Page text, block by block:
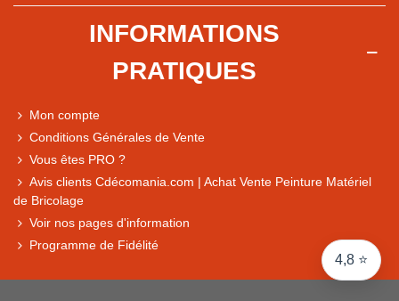
4,8 ⭐
Express, Chez vous, Point relais, Retrait magasin
INFORMATIONS
PRATIQUES
Mon compte
Conditions Générales de Vente
Vous êtes PRO ?
Avis clients Cdécomania.com | Achat Vente Peinture Matériel
de Bricolage
Voir nos pages d'information
Programme de Fidélité